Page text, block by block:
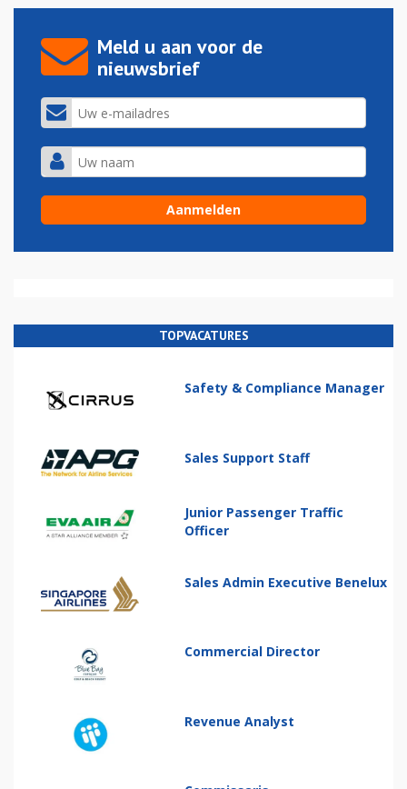
Meld u aan voor de
nieuwsbrief
TOPVACATURES
Safety & Compliance Manager
Sales Support Staff
Junior Passenger Traffic
Officer
Sales Admin Executive Benelux
Commercial Director
Revenue Analyst